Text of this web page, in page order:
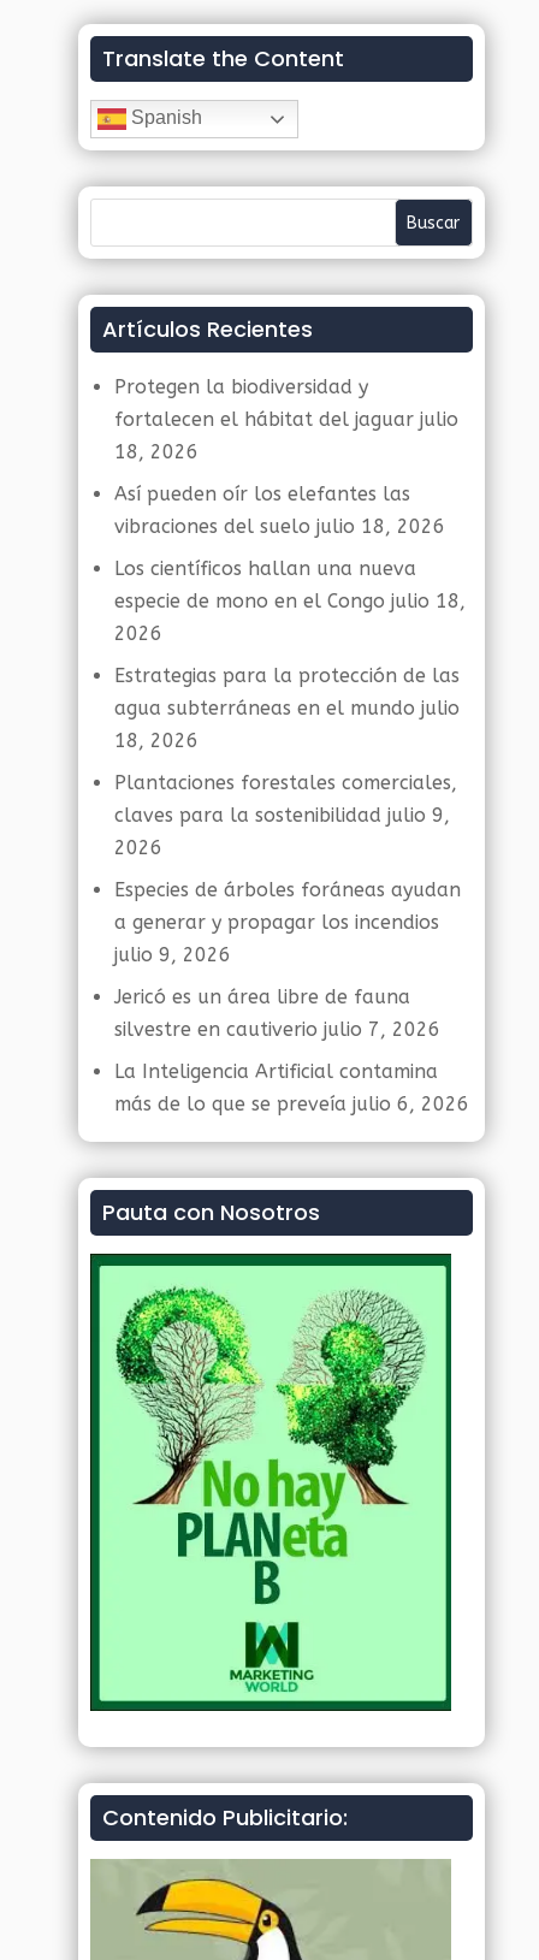
Translate the Content
Spanish
Artículos Recientes
Protegen la biodiversidad y
fortalecen el hábitat del jaguar julio
18, 2026
Así pueden oír los elefantes las
vibraciones del suelo julio 18, 2026
Los científicos hallan una nueva
especie de mono en el Congo julio 18,
2026
Estrategias para la protección de las
agua subterráneas en el mundo julio
18, 2026
Plantaciones forestales comerciales,
claves para la sostenibilidad julio 9,
2026
Especies de árboles foráneas ayudan
a generar y propagar los incendios
julio 9, 2026
Jericó es un área libre de fauna
silvestre en cautiverio julio 7, 2026
La Inteligencia Artificial contamina
más de lo que se preveía julio 6, 2026
Pauta con Nosotros
Contenido Publicitario: